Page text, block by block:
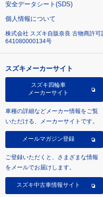
安全データシート(SDS)
個人情報について
株式会社 スズキ自販奈良 古物商許
641080000134号
スズキメーカーサイト
スズキ四輪車
メーカーサイト
車種の詳細などメーカー情報をご覧
いただける、メーカーサイトです。
メールマガジン登録
ご登録いただくと、さまざまな情報
をメールでお届けします。
スズキ中古車情報サイト